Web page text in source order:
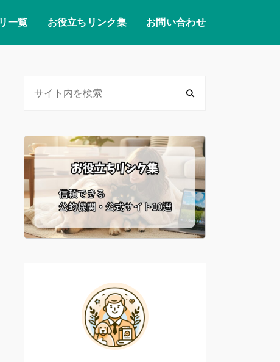
一覧 お役立ちリンク集 お問い合わせ